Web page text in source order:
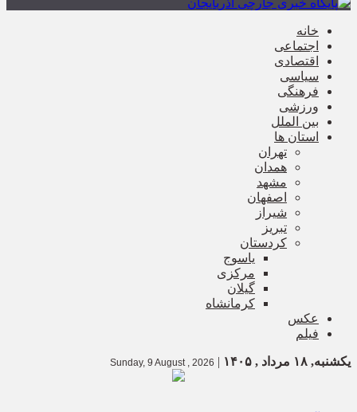
خانه
اجتماعی
اقتصادی
سیاسی
فرهنگی
ورزشی
بین الملل
استان ها
تهران
همدان
مشهد
اصفهان
شیراز
تبریز
کردستان
یاسوج
مرکزی
گیلان
کرمانشاه
عکس
فیلم
یکشنبه, ۱۸ مرداد , ۱۴۰۵ |
Sunday, 9 August , 2026